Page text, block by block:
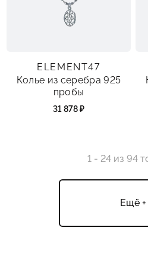
ELEMENT47
Колье из серебра 925
пробы
31 878 ₽
1 - 24 из 94
Ещё +